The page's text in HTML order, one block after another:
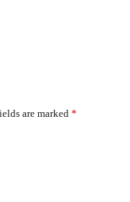
are marked *